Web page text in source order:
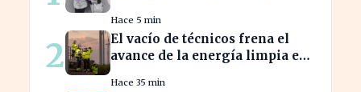
familiar
Hace 5 min
2
El vacío de técnicos frena el
avance de la energía limpia en
Hace 35 min